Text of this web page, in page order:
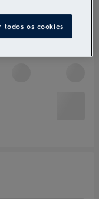
todos os cookies